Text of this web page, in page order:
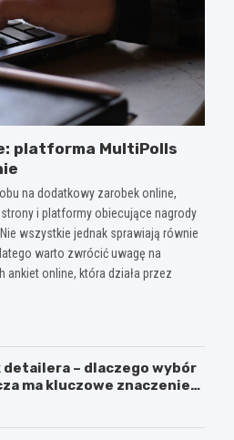
platforma MultiPolls
na dodatkowy zarobek online,
i platformy obiecujące nagrody
wszystkie jednak sprawiają równie
warto zwrócić uwagę na
ankiet online, która działa przez
detailera – dlaczego wybór
ma kluczowe znaczenie